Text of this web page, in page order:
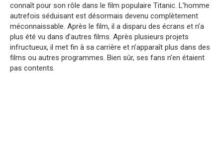
connaît pour son rôle dans le film populaire Titanic. L’homme
autrefois séduisant est désormais devenu complètement
méconnaissable. Après le film, il a disparu des écrans et n’a
plus été vu dans d’autres films. Après plusieurs projets
infructueux, il met fin à sa carrière et n’apparaît plus dans des
films ou autres programmes. Bien sûr, ses fans n’en étaient
pas contents.